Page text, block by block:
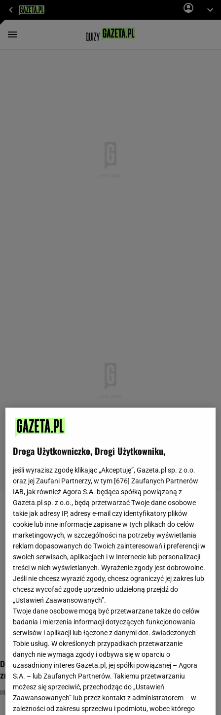
muniek staszczyk
Dziś urodziny Muńka Staszczyka! Udowodnij w QUIZIE, że
znasz piosenki T.Love
MUNIEK STASZCZYK MUZYKA PIOSENKA
Droga Użytkowniczko, Drogi Użytkowniku,
jeśli wyrazisz zgodę klikając „Akceptuję”, Gazeta.pl sp. z o.o.
oraz jej Zaufani Partnerzy, w tym [ 676 ] Zaufanych Partnerów
IAB, jak również Agora S.A. będąca spółką powiązaną z
Gazeta.pl sp. z o.o., będą przetwarzać Twoje dane osobowe
takie jak adresy IP, adresy e-mail czy identyfikatory plików
cookie lub inne informacje zapisane w tych plikach do celów
marketingowych, w szczególności na potrzeby wyświetlania
reklam dopasowanych do Twoich zainteresowań i preferencji w
swoich serwisach, aplikacjach i w Internecie lub personalizacji
treści w nich wyświetlanych. Wyrażenie zgody jest dobrowolne.
Jeśli nie chcesz wyrazić zgody, chcesz ograniczyć jej zakres lub
chcesz wycofać zgodę uprzednio udzieloną przejdź do
„Ustawień Zaawansowanych”.
Twoje dane osobowe mogą być przetwarzane także do celów
badania i mierzenia informacji dotyczących funkcjonowania
serwisów i aplikacji lub łączone z danymi dot. świadczonych
Tobie usług. W określonych przypadkach przetwarzanie
danych nie wymaga zgody i odbywa się w oparciu o
uzasadniony interes Gazeta.pl, jej spółki powiązanej – Agora
S.A. – lub Zaufanych Partnerów. Takiemu przetwarzaniu
możesz się sprzeciwić, przechodząc do „Ustawień
Zaawansowanych” lub przez kontakt z administratorem – w
zależności od zakresu sprzeciwu i podmiotu, wobec którego